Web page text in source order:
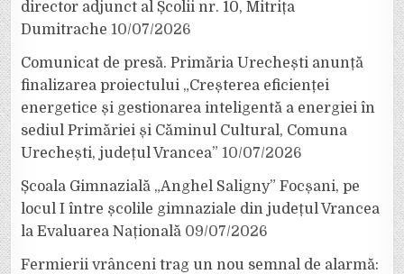
director adjunct al Școlii nr. 10, Mitrița
Dumitrache 10/07/2026
Comunicat de presă. Primăria Urechești anunță
finalizarea proiectului „Creșterea eficienței
energetice și gestionarea inteligentă a energiei în
sediul Primăriei și Căminul Cultural, Comuna
Urechești, județul Vrancea” 10/07/2026
Școala Gimnazială „Anghel Saligny” Focșani, pe
locul I între școlile gimnaziale din județul Vrancea
la Evaluarea Națională 09/07/2026
Fermierii vrânceni trag un nou semnal de alarmă: